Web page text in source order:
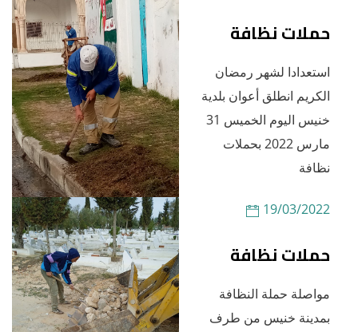
حملات نظافة
استعدادا لشهر رمضان
الكريم انطلق أعوان بلدية
خنيس اليوم الخميس 31
مارس 2022 بحملات
نظافة
19/03/2022
حملات نظافة
مواصلة حملة النظافة
بمدينة خنيس من طرف